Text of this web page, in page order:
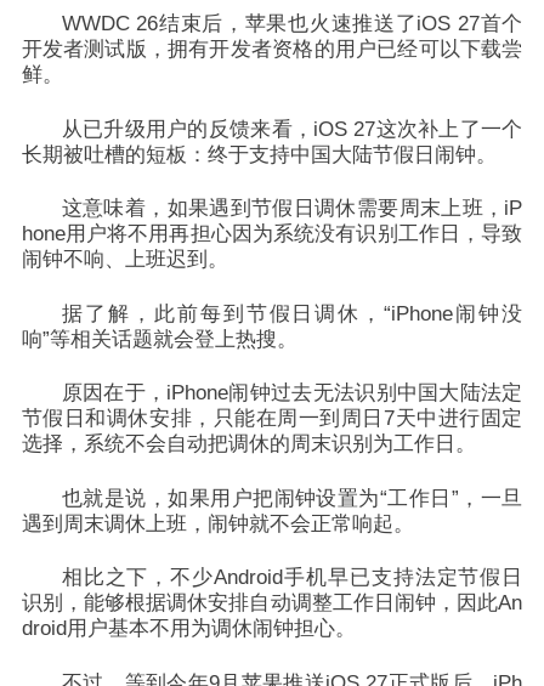
WWDC 26结束后， 苹果也火速推送了iOS 27首个
开发者测试版，拥有开发者资格的用户已经可以下载尝
鲜。
从已升级用户的反馈来看， iOS 27这次补上了一个
长期被吐槽的短板：终于支持中国大陆节假日闹钟。
这意味着， 如果遇到节假日调休需要周末上班，iP
hone用户将不用再担心因为系统没有识别工作日，导致
闹钟不响、上班迟到。
据了解，此前每到节假日调休，“iPhone闹钟没
响”等相关话题就会登上热搜。
原因在于， iPhone闹钟过去无法识别中国大陆法定
节假日和调休安排，只能在周一到周日7天中进行固定
选择，系统不会自动把调休的周末识别为工作日。
也就是说，如果用户把闹钟设置为“工作日”，一旦
遇到周末调休上班，闹钟就不会正常响起。
相比之下，不少Android手机早已支持法定节假日
识别，能够根据调休安排自动调整工作日闹钟，因此An
droid用户基本不用为调休闹钟担心。